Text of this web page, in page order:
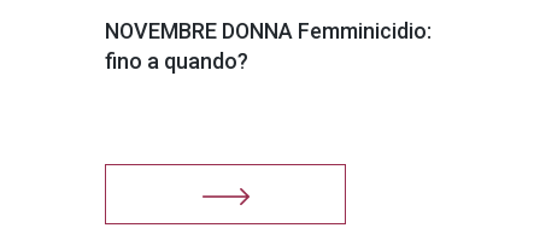
NOVEMBRE DONNA Femminicidio:
fino a quando?